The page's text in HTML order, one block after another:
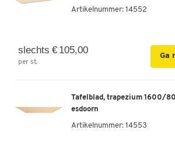
Artikelnummer: 14552
slechts € 105,00
per st.
Ga
Tafelblad, trapezium 1600/
esdoorn
Artikelnummer: 14553